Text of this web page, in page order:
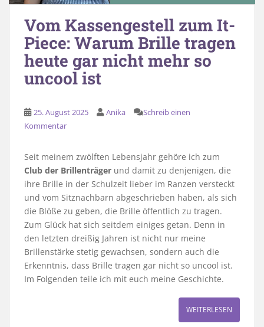
Vom Kassengestell zum It-
Piece: Warum Brille tragen
heute gar nicht mehr so
uncool ist
25. August 2025 Anika
Schreib einen
Kommentar
Seit meinem zwölften Lebensjahr gehöre ich zum
Club der Brillenträger und damit zu denjenigen, die
ihre Brille in der Schulzeit lieber im Ranzen versteckt
und vom Sitznachbarn abgeschrieben haben, als sich
die Blöße zu geben, die Brille öffentlich zu tragen.
Zum Glück hat sich seitdem einiges getan. Denn in
den letzten dreißig Jahren ist nicht nur meine
Brillenstärke stetig gewachsen, sondern auch die
Erkenntnis, dass Brille tragen gar nicht so uncool ist.
Im Folgenden teile ich mit euch meine Geschichte.
WEITERLESEN